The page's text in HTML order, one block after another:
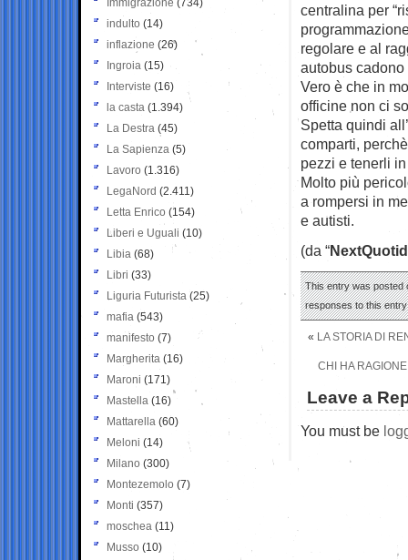
centralina per
regolare e al
autobus cadono
Vero è che in
officine non ci
Spetta quindi
comparti,
pezzi e tenerli
Molto più
a rompersi in
e autisti.
(da “
This entry was posted
responses to this
« LA STORIA DI
CHI HA
Leave a
You must be
Immigrazione (734)
indulto (14)
inflazione (26)
Ingroia (15)
Interviste (16)
la casta (1.394)
La Destra (45)
La Sapienza (5)
Lavoro (1.316)
LegaNord (2.411)
Letta Enrico (154)
Liberi e Uguali (10)
Libia (68)
Libri (33)
Liguria Futurista (25)
mafia (543)
manifesto (7)
Margherita (16)
Maroni (171)
Mastella (16)
Mattarella (60)
Meloni (14)
Milano (300)
Montezemolo (7)
Monti (357)
moschea (11)
Musso (10)